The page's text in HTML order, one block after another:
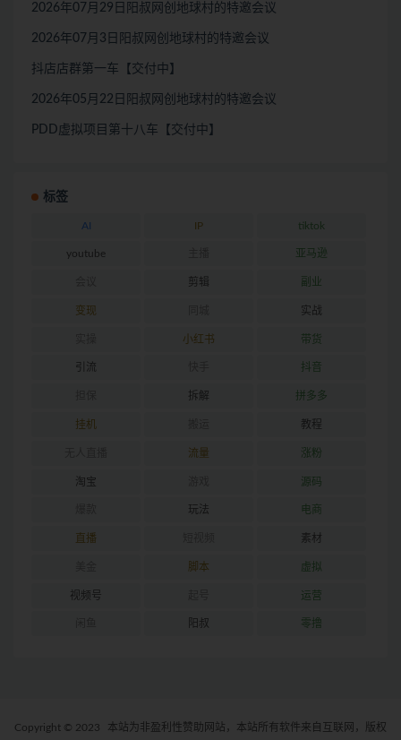
2026年07月29日阳叔网创地球村的特邀会议
2026年07月3日阳叔网创地球村的特邀会议
抖店店群第一车【交付中】
2026年05月22日阳叔网创地球村的特邀会议
PDD虚拟项目第十八车【交付中】
标签
AI IP tiktok
youtube 亚马逊
剪辑 副业
变现 实战
小红书 带货
引流 抖音
拆解 拼多多
挂机 教程
流量 涨粉
淘宝 源码
玩法 电商
直播 素材
脚本 虚拟
视频号 运营
阳叔 零撸
Copyright © 2023 本站为非盈利性赞助网站，本站所有软件来自互联网，版权